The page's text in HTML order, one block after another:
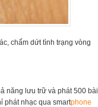
chấm dứt tình trạng vòng
năng lưu trữ và phát 500 bài
phát nhạc qua smartphone